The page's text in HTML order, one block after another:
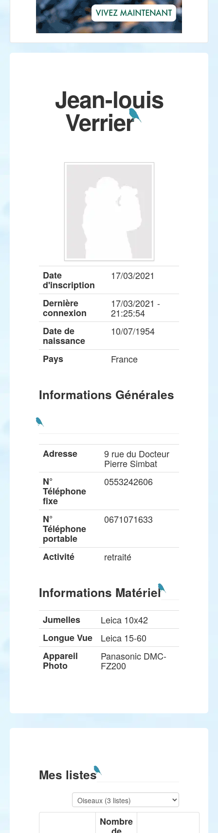
Jean-louis
Verrier
Date
d'inscription
17/03/2021
Dernière
connexion
17/03/2021 -
21:25:54
Date de
naissance
10/07/1954
Pays France
Informations Générales
Adresse 9 rue du Docteur
Pierre Simbat
N°
Téléphone
fixe
0553242606
N°
Téléphone
portable
0671071633
Activité retraité
Informations Matériel
Jumelles
Leica 10x42
Longue Vue
Leica 15-60
Appareil
Photo
Panasonic DMC-
FZ200
Mes listes
Nombre